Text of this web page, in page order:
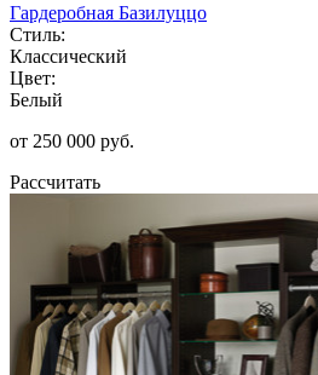
Гардеробная Базилуццо
Стиль:
Классический
Цвет:
Белый
от 250 000 руб.
Рассчитать